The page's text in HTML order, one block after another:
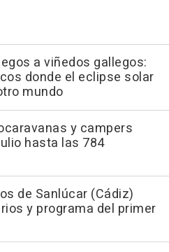
a viñedos gallegos:
donde el eclipse solar
mundo
y campers
hasta las 784
de Sanlúcar (Cádiz)
y programa del primer